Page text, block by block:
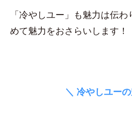
「冷やしユー」も魅力は伝
めて魅力をおさらいします！
＼ 冷やしユー